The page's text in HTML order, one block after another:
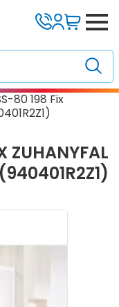
80 198 Fix
ZUHANYFAL